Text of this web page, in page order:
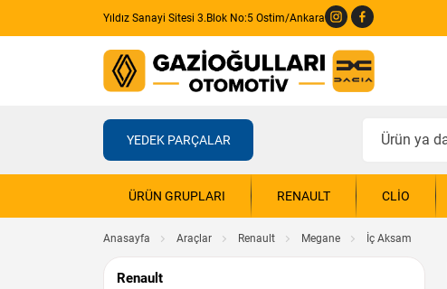
Yıldız Sanayi Sitesi 3.Blok No:5 Ostim/Ankara
YEDEK PARÇALAR
ÜRÜN GRUPLARI RENAULT CLIO
Anasayfa Araçlar Renault Megane İç Aksam
Renault